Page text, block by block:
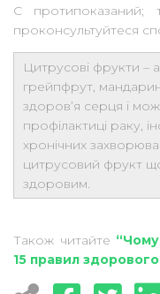
С
проконсультуйтеся
Цитрусові фрукти –
грейпфрут,
здоров’я серця і
профілактиці раку,
хронічних
цитрусовий фрукт
здоровим.
Також читайте
15 правил